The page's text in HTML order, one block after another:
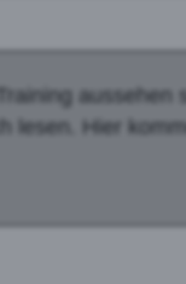
aussehen
lesen. Hier